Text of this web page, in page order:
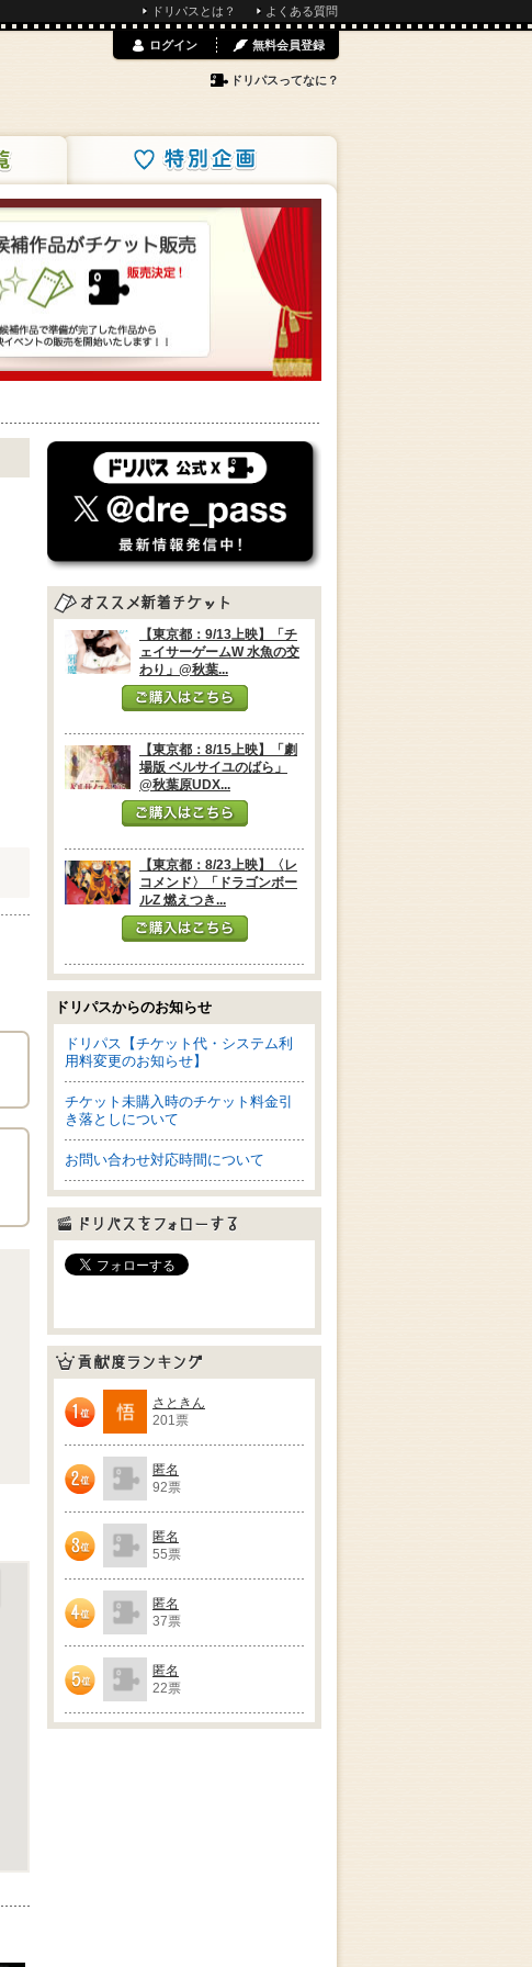
ドリパスとは？ よくある質問
特別企画
ログイン 無料会員登録
ドリパスってなに？
【東京都：9/13上映】「チ
ェイサーゲームW 水魚の交
わり」@秋葉...
【東京都：8/15上映】「劇
場版 ベルサイユのばら」
@秋葉原UDX...
【東京都：8/23上映】〈レ
コメンド〉「ドラゴンボー
ルZ 燃えつき...
ドリパスからのお知らせ
ドリパス【チケット代・システム利
用料変更のお知らせ】
チケット未購入時のチケット料金引
き落としについて
お問い合わせ対応時間について
ドリパスをフォローする
貢献度ランキングさときん
201票
匿名
92票
匿名
55票
匿名
37票
匿名
22票